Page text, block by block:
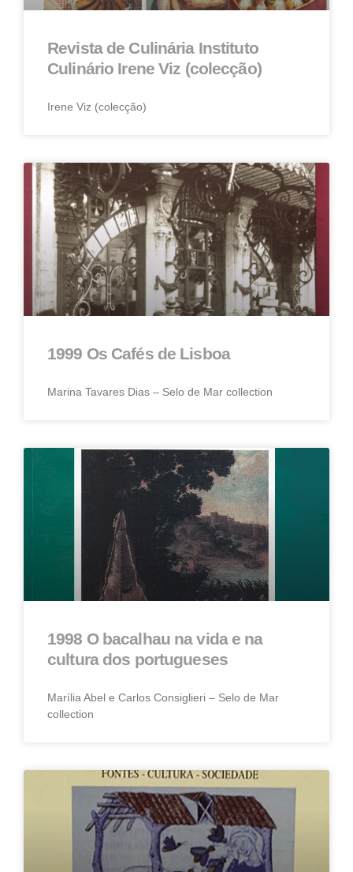
Revista de Culinária Instituto
Culinário Irene Viz (colecção)
Irene Viz (colecção)
1999 Os Cafés de Lisboa
Marina Tavares Dias – Selo de Mar collection
1998 O bacalhau na vida e na
cultura dos portugueses
Marília Abel e Carlos Consiglieri – Selo de Mar
collection